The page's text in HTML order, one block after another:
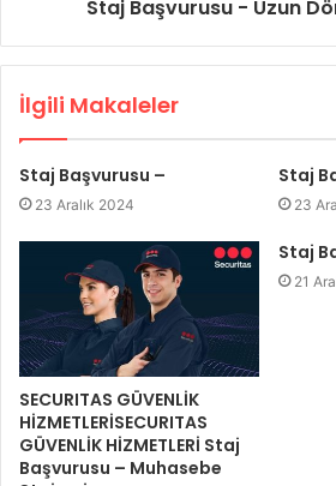
Staj Başvurusu - Uzun
İlgili Makaleler
Staj Başvurusu –
23 Aralık 2024
Staj
23
SECURITAS GÜVENLİK
HİZMETLERİSECURITAS
GÜVENLİK HİZMETLERİ Staj
Başvurusu – Muhasebe
Staj
21